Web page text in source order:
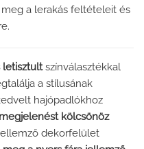
a lerakás feltételeit és
letisztultszínválasztékkal
a stílusának
hajópadlókhoz
kölcsönöz
dekorfelület